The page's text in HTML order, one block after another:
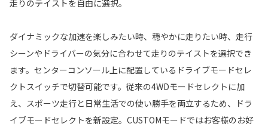
走りのテイストを自由に選択。
ダイナミックな加速を楽しみたい時、穏やかに走りたい時、走行
シーンやドライバーの気分に合わせて走りのテイストを選択でき
ます。センターコンソール上に配置しているドライブモードセレ
クトスイッチで切替可能です。従来の4WDモードセレクトに加
え、スポーツ走行と日常生活での使い勝手を両立するため、ドラ
イブモードセレクトを新設定。CUSTOMモードではお客様のお好